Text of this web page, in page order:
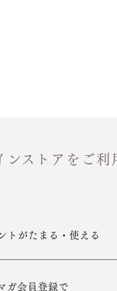
ンストアをご利
トがたまる・使える
ガ会員登録で